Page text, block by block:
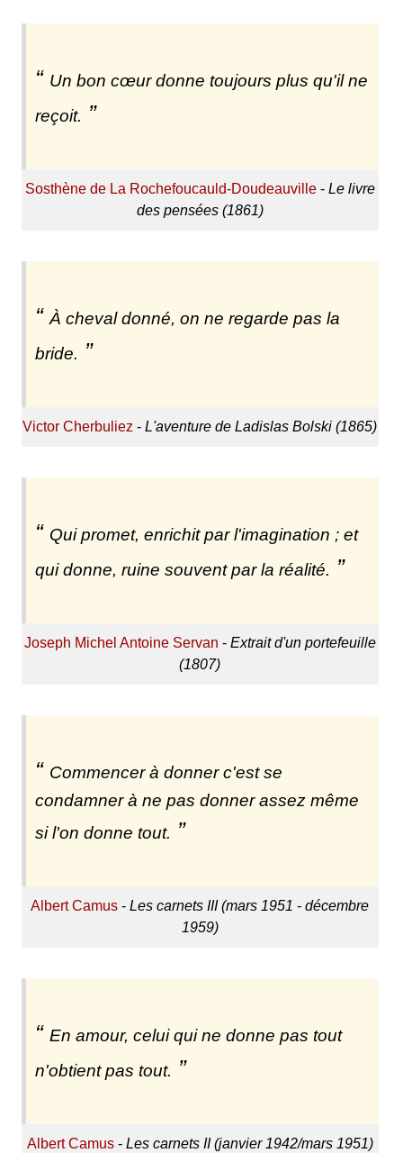
Un bon cœur donne toujours plus qu'il ne
reçoit.
Sosthène de La Rochefoucauld-Doudeauville- Le livre
des pensées (1861)
À cheval donné, on ne regarde pas la
bride.
Victor Cherbuliez -L'aventure de Ladislas Bolski (1865)
Qui promet, enrichit par l'imagination ; et
qui donne, ruine souvent par la réalité.
Joseph Michel Antoine Servan - Extrait d'un portefeuille
(1807)
Commencer à donner c'est se
condamner à ne pas donner assez même
si l'on donne tout.
Albert Camus -Les carnets III (mars 1951 - décembre
1959)
En amour, celui qui ne donne pas tout
n'obtient pas tout.
Albert Camus- Les carnets II (janvier 1942/mars 1951)